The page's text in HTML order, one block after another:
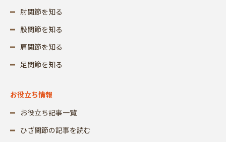
肘関節を知る
股関節を知る
肩関節を知る
足関節を知る
お役立ち情報
お役立ち記事一覧
ひざ関節の記事を読む